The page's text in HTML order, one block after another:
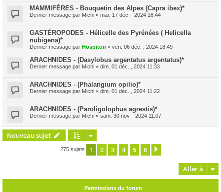
MAMMIFÈRES - Bouquetin des Alpes (Capra ibex)*
Dernier message par Michi « mar. 17 déc. , 2024 16:44
GASTÉROPODES - Hélicelle des Pyrénées ( Helicella
nubigena)*
Dernier message par Hospiton « ven. 06 déc. , 2024 18:49
ARACHNIDES - (Dasylobus argentatus argentatus)*
Dernier message par Michi « dim. 01 déc. , 2024 11:33
ARACHNIDES - (Phalangium opilio)*
Dernier message par Michi « dim. 01 déc. , 2024 11:22
ARACHNIDES - (Paroligolophus agrestis)*
Dernier message par Michi « sam. 30 nov. , 2024 11:07
Nouveau sujet
275 sujets 1 2 3 4 5 6
Aller à
Permissions du forum